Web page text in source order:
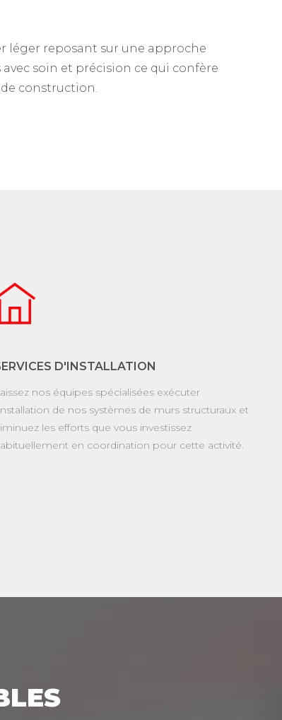
léger reposant sur une approche
soin et précision ce qui confère
construction.
D'INSTALLATION
nos équipes spécialisées exécuter
de nos systèmes de murs structuraux et
les efforts que vous investissez
en coordination pour cette activité.